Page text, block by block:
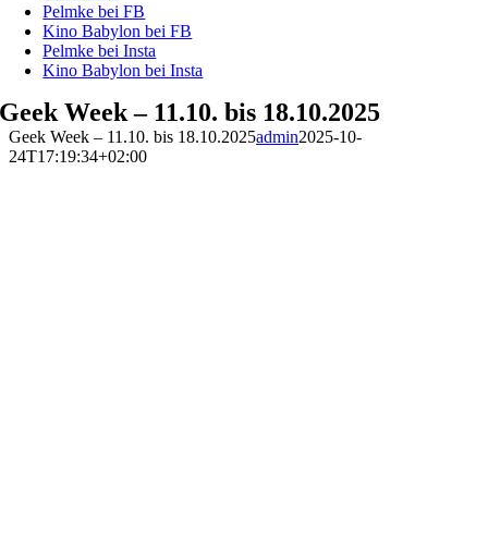
Pelmke bei FB
Kino Babylon bei FB
Pelmke bei Insta
Kino Babylon bei Insta
Geek Week – 11.10. bis 18.10.2025
Geek Week – 11.10. bis 18.10.2025admin2025-10-
24T17:19:34+02:00